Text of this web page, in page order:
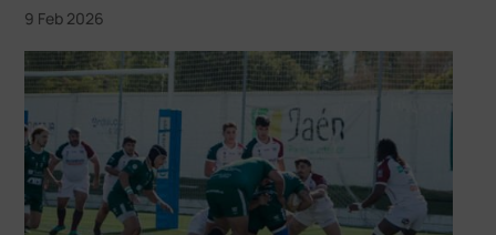
9 Feb 2026